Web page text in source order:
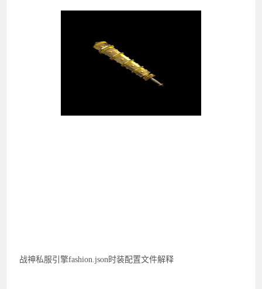
战神私服引擎fashion.json时装配置文件解释